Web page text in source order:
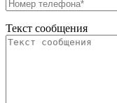
Текст сообщения